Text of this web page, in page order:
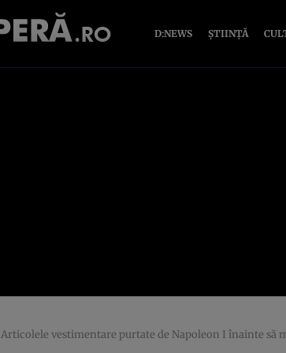
D:NEWS ȘTIINȚĂ
Articolele vestimentare purtate de Napoleon I înainte să